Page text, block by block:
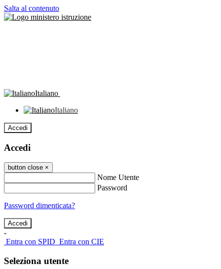
Salta al contenuto
Italiano
Italiano
Accedi
Accedi
button close ×
Nome Utente
Password
Password dimenticata?
-
Entra con SPID Entra con CIE
Seleziona utente